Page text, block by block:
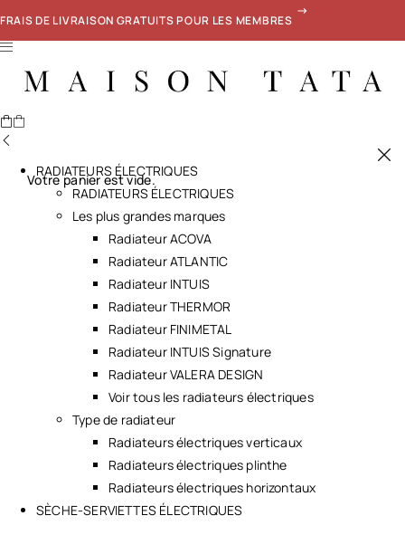
FRAIS DE LIVRAISON GRATUITS POUR LES MEMBRES
Votre panier est vide.
RADIATEURS ÉLECTRIQUES
RADIATEURS ÉLECTRIQUES
Les plus grandes marques
Radiateur ACOVA
Radiateur ATLANTIC
Radiateur INTUIS
Radiateur THERMOR
Radiateur FINIMETAL
Radiateur INTUIS Signature
Radiateur VALERA DESIGN
Voir tous les radiateurs électriques
Type de radiateur
Radiateurs électriques verticaux
Radiateurs électriques plinthe
Radiateurs électriques horizontaux
SÈCHE-SERVIETTES ÉLECTRIQUES